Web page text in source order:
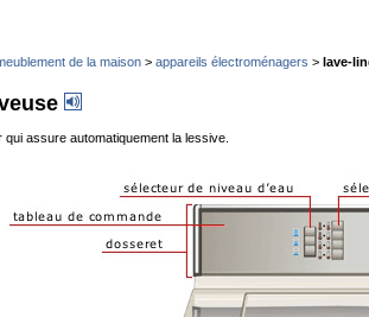
de la maison > appareils électroménagers > lave-
assure automatiquement la lessive.